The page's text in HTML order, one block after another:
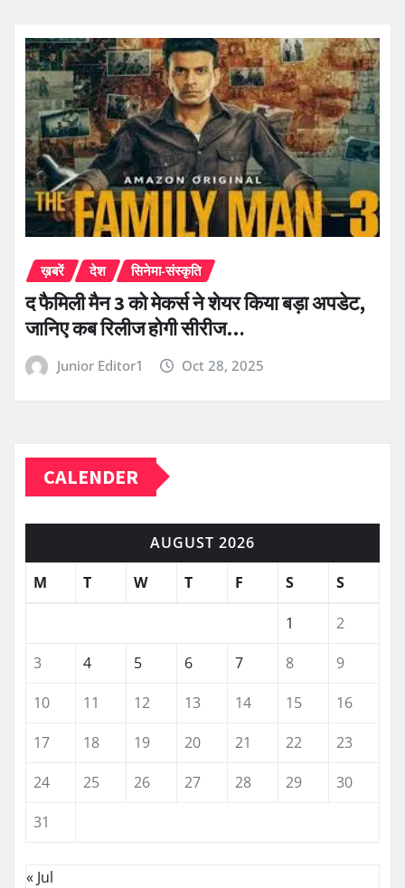
ख़बरें देश सिनेमा-संस्कृति
द फैमिली मैन 3 को मेकर्स ने शेयर किया बड़ा अपडेट,
जानिए कब रिलीज होगी सीरीज…
Junior Editor1 Oct 28, 2025
CALENDER
AUGUST 2026
M
T W T F S S
1
2
3
4 5 6 7 8
9
10
11 12 13 14 15
16
17
18 19 20 21 22
23
24
25 26 27 28 29
30
31
« Jul